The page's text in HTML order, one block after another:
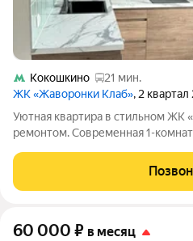
Кокошкино
21 мин.
ЖК «Жаворонки Клаб», 2
Уютная квартира в стильном ЖК
ремонтом. Современная 1-
современный ремонт по
обсуждается с будущим
60 000 ₽ в месяц